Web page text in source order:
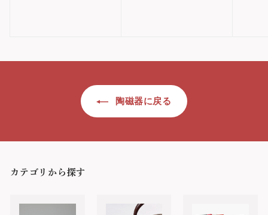
0
陶磁器に戻る
カテゴリから探す